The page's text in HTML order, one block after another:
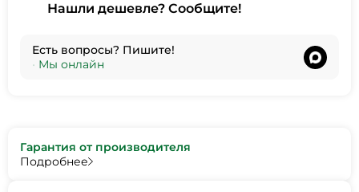
Нашли дешевле? Сообщите!
Есть вопросы? Пишите!
• Мы онлайн
Гарантия от производителя
Подробнее